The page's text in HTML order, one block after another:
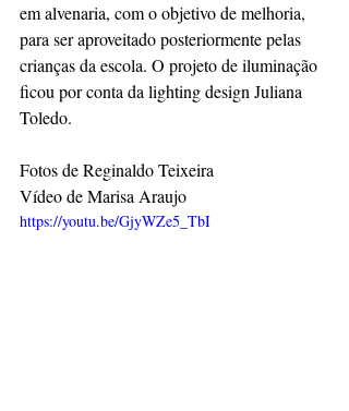
em alvenaria, com o objetivo de melhoria,
para ser aproveitado posteriormente pelas
crianças da escola. O projeto de iluminação
ficou por conta da lighting design Juliana
Toledo.
Fotos de Reginaldo Teixeira
Vídeo de Marisa Araujo
https://youtu.be/GjyWZe5_TbI